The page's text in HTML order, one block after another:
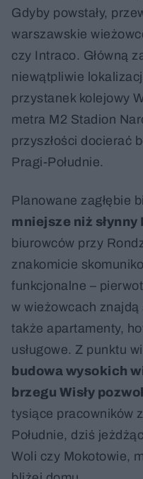
Gdyby powstały,
warszawskie
czy Intraco. Główną
niewątpliwie
przystanek kolejowy
metra M2 Stadion
przyszłości docierać
Pragi-Południe.
Planowane zagłębie
mniejsze niż słynny
biurowców przy
znakomicie
funkcjonalne –
w wieżowcach
także apartamenty,
usługowe. Z punktu
budowa wysokich
brzegu Wisły
tysiące pracowników
Południe, dziś
Woli czy Mokotowie,